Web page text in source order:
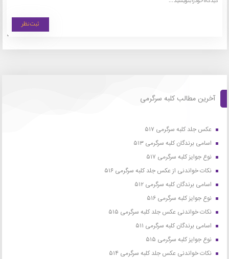
آخرین مطالب کلبه سرگرمی
عکس جلد کلبه سرگرمی ۵۱۷
اسامی برندگان کلبه سرگرمی ۵۱۳
نوع جوایز کلبه سرگرمی ۵۱۷
نکات خواندنی از عکس جلد کلبه سرگرمی ۵۱۶
اسامی برندگان کلبه سرگرمی ۵۱۲
نوع جوایز کلبه سرگرمی ۵۱۶
نکات خواندنی عکس جلد کلبه سرگرمی ۵۱۵
اسامی برندگان کلبه سرگرمی ۵۱۱
نوع جوایز کلبه سرگرمی ۵۱۵
نکات خواندنی عکس جلد کلبه سرگرمی ۵۱۴